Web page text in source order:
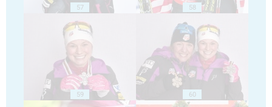
57 58
59 60